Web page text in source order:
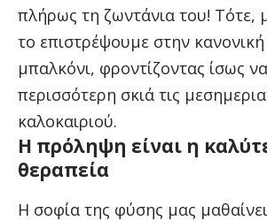
πλήρως τη ζωντάνια του! Τότε,
το επιστρέψουμε στην
μπαλκόνι, φροντίζοντας ίσως να
περισσότερη σκιά τις
καλοκαιριού.
Η πρόληψη είναι η
θεραπεία
Η σοφία της φύσης μας